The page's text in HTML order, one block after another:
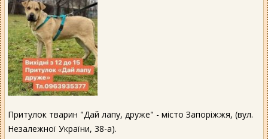
Притулок тварин "Дай лапу, друже" - місто Запоріжжя, (вул.
Незалежної України, 38-а).